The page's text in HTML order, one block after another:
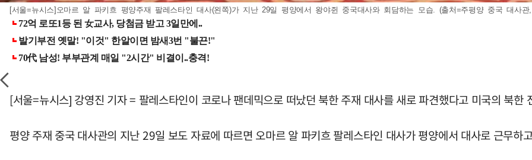
[서울=뉴시스]오마르 알 파키흐 평양주재 팔레스타인 대사(왼쪽)가 지난 29일 평양에서 왕야쥔 중국대사와 회담하는 모습. (출처=주평양 중국 대
[서울=뉴시스] 강영진 기자 = 팔레스타인이 코로나 팬데믹으로 떠났던 북한 주재 대사를 새로 파견했다고 미국의 북
평양 주재 중국 대사관의 지난 29일 보도 자료에 따르면 오마르 알 파키흐 팔레스타인 대사가 평양에서 대사로 근무하